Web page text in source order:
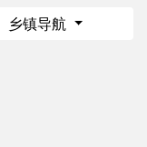
乡镇导航